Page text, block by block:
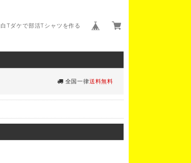
白Tダケで部活Tシャツを作る
全国一律送料無料